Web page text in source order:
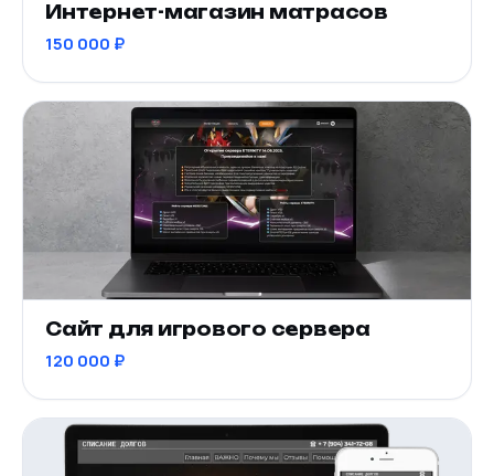
Интернет-магазин матрасов
150 000 ₽
Сайт для игрового сервера
120 000 ₽